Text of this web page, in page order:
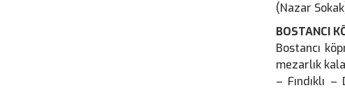
(Nazar
BOSTANCI
Bostancı
mezarlık
– Fındıklı